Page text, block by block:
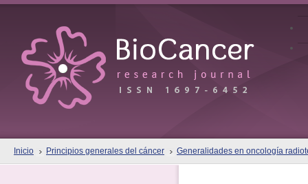
Inicio Principios generales del cáncer Generalidades en oncología